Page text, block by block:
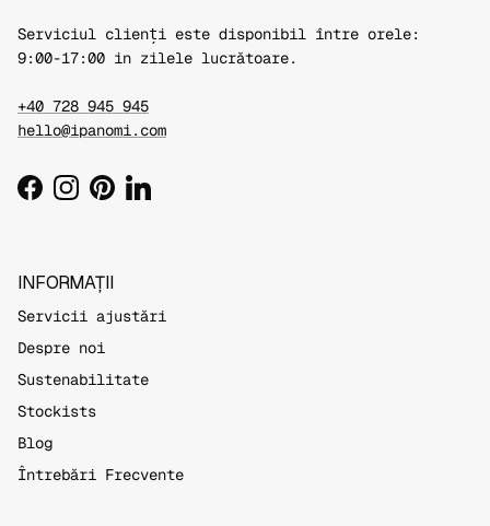
Serviciul clienți este disponibil între orele:
9:00-17:00 in zilele lucrătoare.
+40 728 945 945
hello@ipanomi.com
FacebookInstagram
Pinterest
LinkedIn
INFORMAȚII
Servicii ajustări
Despre noi
Sustenabilitate
Stockists
Blog
Întrebări Frecvente